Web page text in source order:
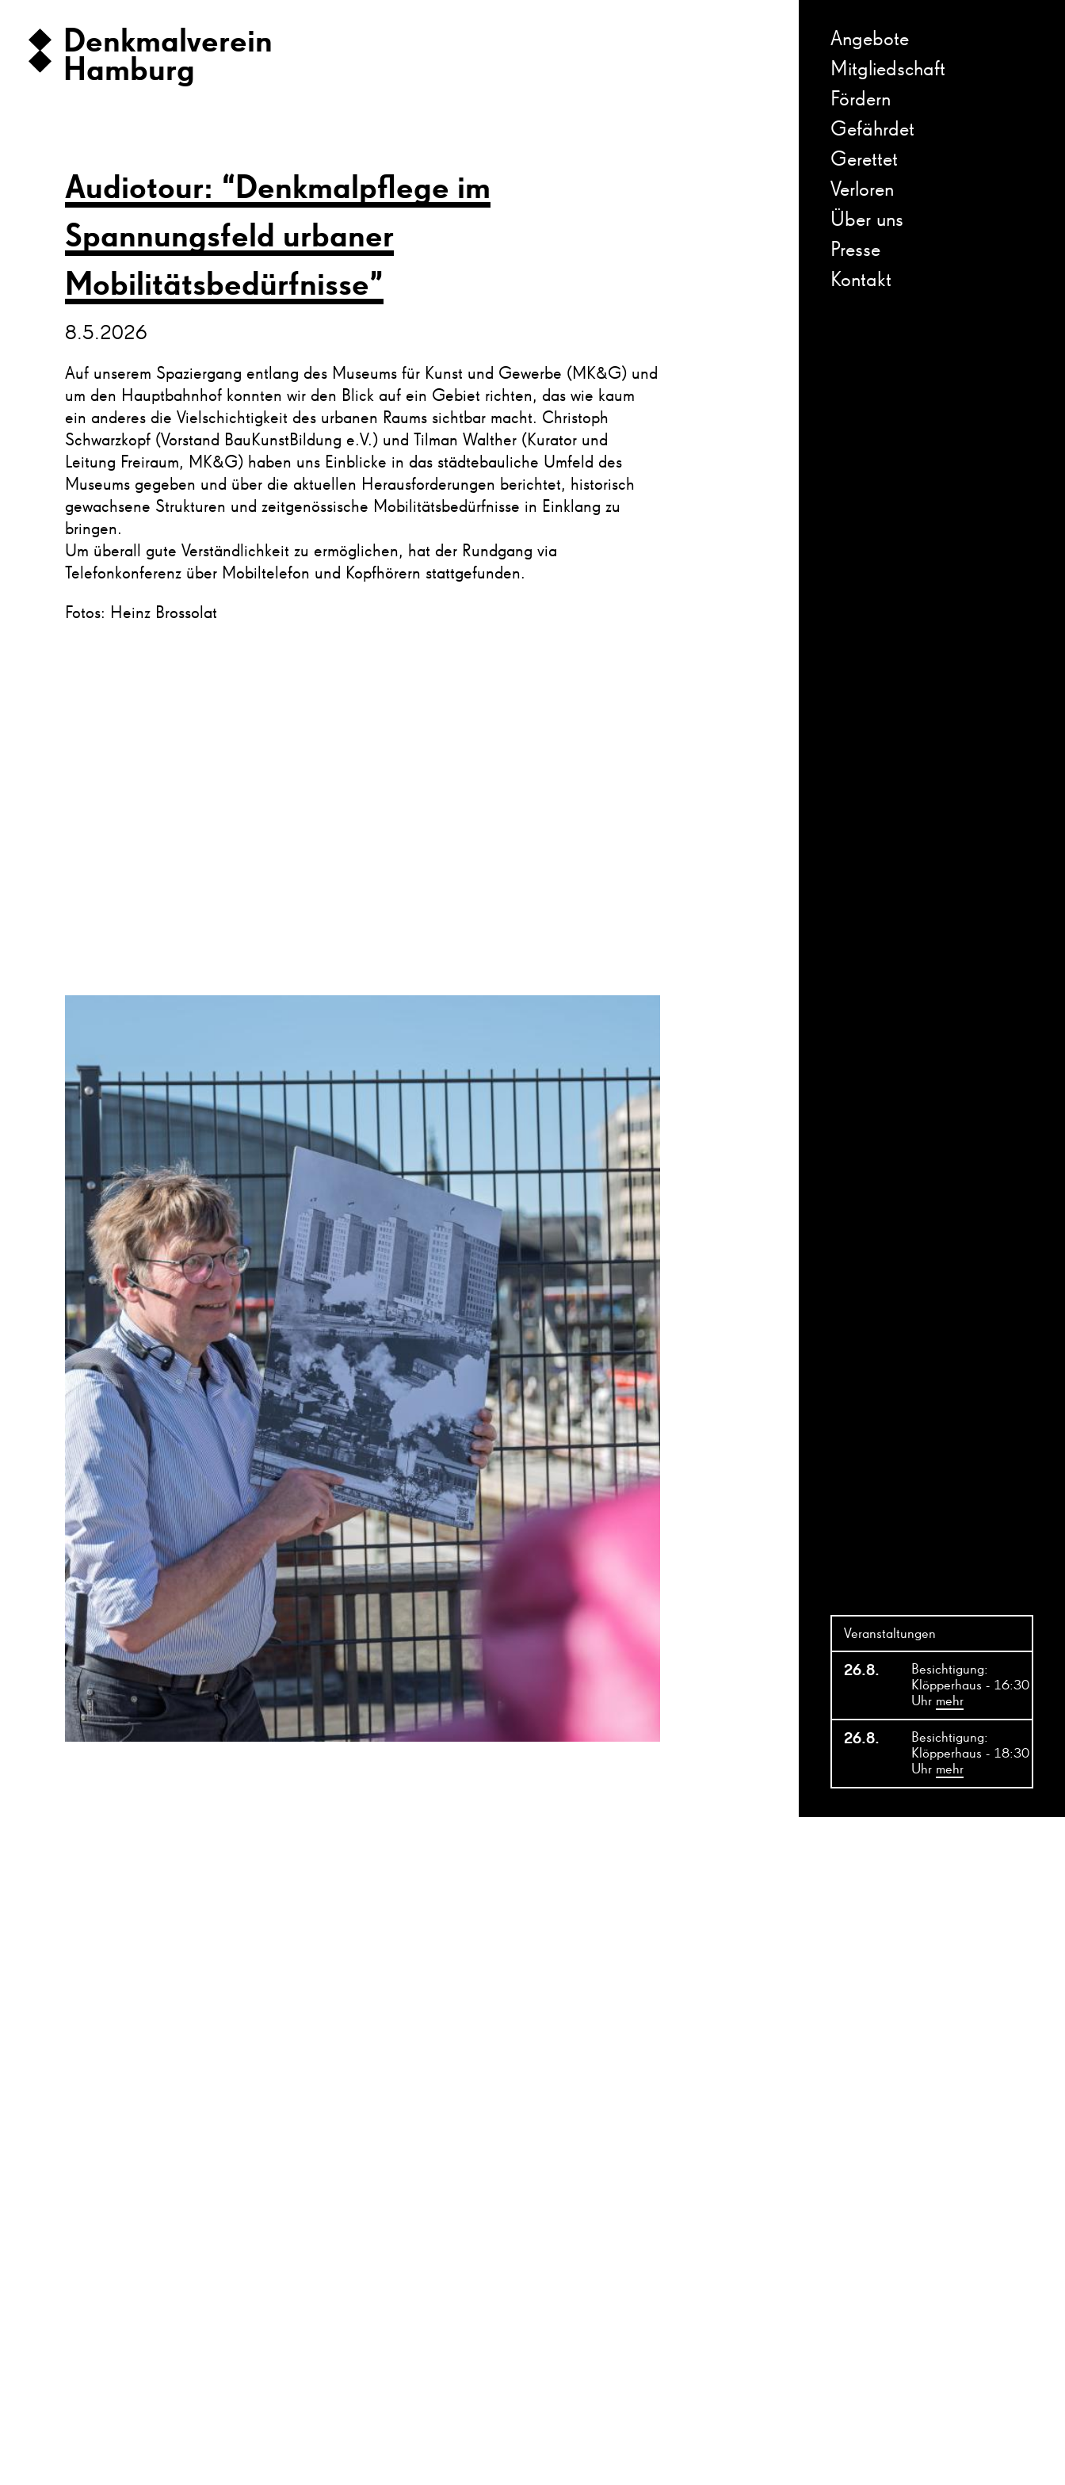
Denkmalverein
Hamburg
Audiotour: “Denkmalpflege im
Spannungsfeld urbaner
Mobilitätsbedürfnisse”
8.5.2026
Auf unserem Spaziergang entlang des Museums für Kunst und Gewerbe (MK&G) und
um den Hauptbahnhof konnten wir den Blick auf ein Gebiet richten, das wie kaum
ein anderes die Vielschichtigkeit des urbanen Raums sichtbar macht. Christoph
Schwarzkopf (Vorstand BauKunstBildung e.V.) und Tilman Walther (Kurator und
Leitung Freiraum, MK&G) haben uns Einblicke in das städtebauliche Umfeld des
Museums gegeben und über die aktuellen Herausforderungen berichtet, historisch
gewachsene Strukturen und zeitgenössische Mobilitätsbedürfnisse in Einklang zu
bringen.
Um überall gute Verständlichkeit zu ermöglichen, hat der Rundgang via
Telefonkonferenz über Mobiltelefon und Kopfhörern stattgefunden.
Fotos: Heinz Brossolat
Angebote
Mitgliedschaft
Fördern
Gefährdet
Gerettet
Verloren
Über uns
Presse
Kontakt
Veranstaltungen
26.8.
Besichtigung:
Klöpperhaus - 16:30
Uhr mehr
26.8.
Besichtigung:
Klöpperhaus - 18:30
Uhr mehr